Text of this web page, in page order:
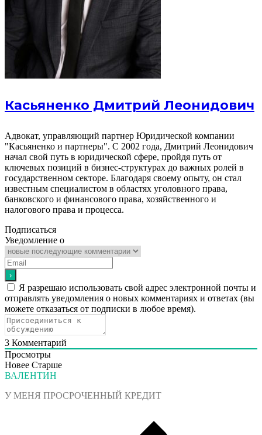
Касьяненко Дмитрий Леонидович
Адвокат, управляющий партнер Юридической компании
"Касьяненко и партнеры". С 2002 года, Дмитрий Леонидович
начал свой путь в юридической сфере, пройдя путь от
ключевых позиций в бизнес-структурах до важных ролей в
государственном секторе. Благодаря своему опыту, он стал
известным специалистом в областях уголовного права,
банковского и финансового права, хозяйственного и
налогового права и процесса.
Подписаться
Уведомление о
Я разрешаю использовать свой адрес электронной почты и
отправлять уведомления о новых комментариях и ответах (вы
можете отказаться от подписки в любое время).
3 Комментарий
Просмотры
Новее Старше
ВАЛЕНТИН
У МЕНЯ ПРОСРОЧЕННЫЙ КРЕДИТ